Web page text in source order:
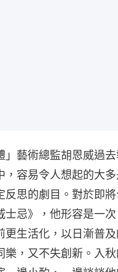
」藝術總監胡恩威過
，容易令人想起的大多
反思的劇目。對於即
士忌》，他形容是一
更生活化，以日漸普
樂，又不失創新。入